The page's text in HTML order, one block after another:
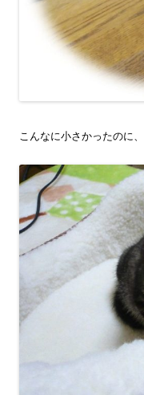
こんなに小さかったのに